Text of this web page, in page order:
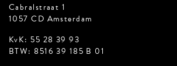
Cabralstraat 1
1057 CD Amsterdam
KvK: 55 28 39 93
BTW: 8516 39 185 B 01